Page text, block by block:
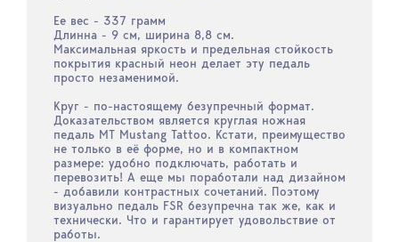
Ее вес - 337 грамм
Длинна - 9 см, ширина 8,8 см.
Максимальная яркость и предельная стойкость
покрытия красный неон делает эту педаль
просто незаменимой.
Круг - по-настоящему безупречный формат.
Доказательством является круглая ножная
педаль MT Mustang Tattoo. Кстати, преимущество
не только в её форме, но и в компактном
размере: удобно подключать, работать и
перевозить! А еще мы поработали над дизайном
- добавили контрастных сочетаний. Поэтому
визуально педаль FSR безупречна так же, как и
технически. Что и гарантирует удовольствие от
работы.